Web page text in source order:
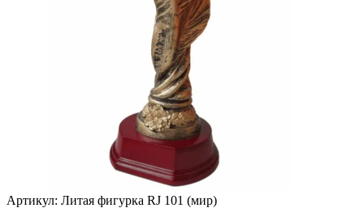
Артикул: Литая фигурка RJ 101 (мир)